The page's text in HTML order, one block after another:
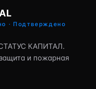
· Подтверждено
КАПИТАЛ.
и пожарная